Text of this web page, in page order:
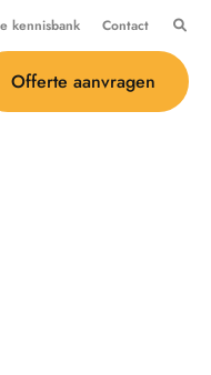
kennisbank Contact
Offerte aanvragen